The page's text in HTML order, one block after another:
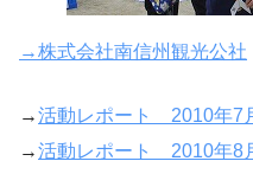
→株式会社南信州観光公社
→活動レポート 2010年7
→活動レポート 2010年8